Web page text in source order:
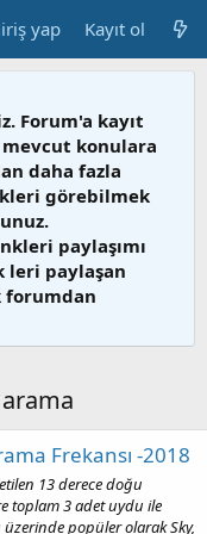
yap Kayıt ol
Forum'a kayıt
konulara
daha fazla
görebilmek
paylaşımı
leri paylaşan
forumdan
Frekansı -2018
13 derece doğu
toplam 3 adet uydu ile
popüler olarak Sky,